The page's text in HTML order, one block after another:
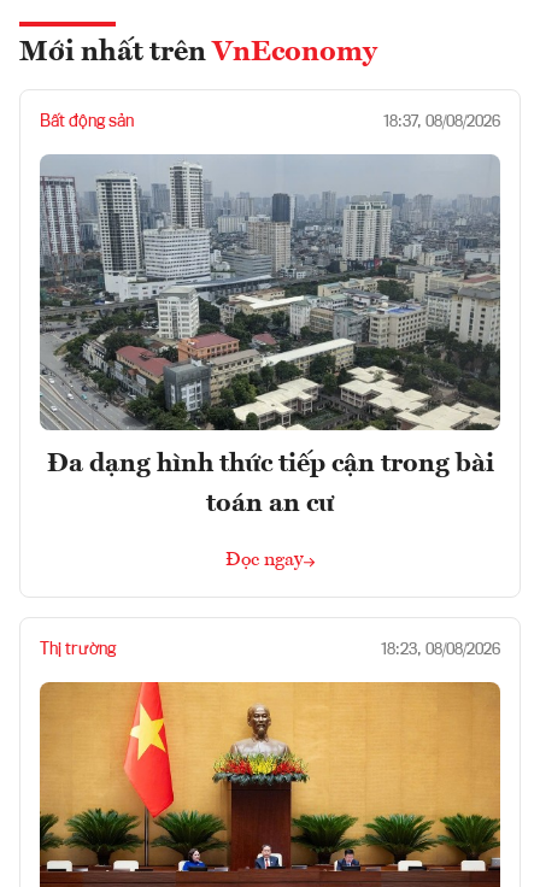
Mới nhất trên VnEconomy
Bất động sản 18:37, 08/08/2026
Đa dạng hình thức tiếp cận trong bài
toán an cư
Đọc ngay
Thị trường 18:23, 08/08/2026